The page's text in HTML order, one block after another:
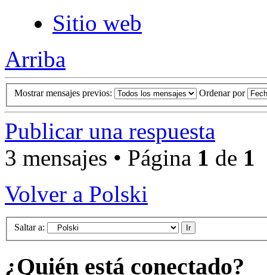
Sitio web
Arriba
Mostrar mensajes previos: Ordenar por
Publicar una respuesta
3 mensajes • Página 1 de 1
Volver a Polski
Saltar a:
¿Quién está conectado?